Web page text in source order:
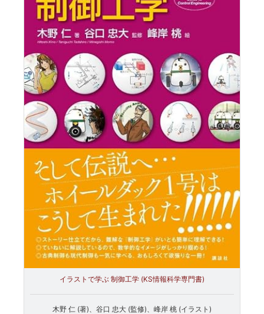
イラストで学ぶ 制御工学 (KS情報科学専門書)
木野 仁 (著)、谷口 忠大 (監修)、峰岸 桃 (イラスト)